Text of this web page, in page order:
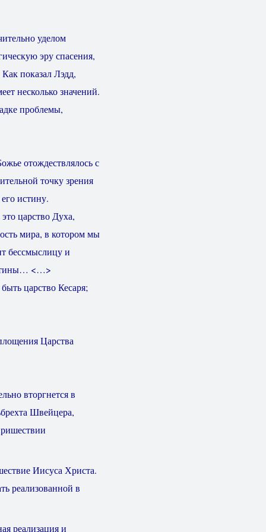
уделом
эру спасения,
показал Лэдд,
несколько значений.
проблемы,
отождествлялось с
точку зрения
истину.
царство Духа,
мира, в котором мы
бессмыслицу и
<…>
царство Кесаря;
Царства
вторгнется в
Швейцера,
Иисуса Христа.
реализованной в
реализация и